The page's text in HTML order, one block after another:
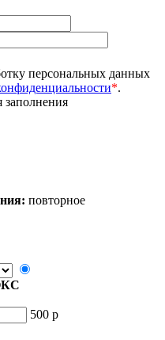
персональных данных
*.
заполнения
повторное
500 р